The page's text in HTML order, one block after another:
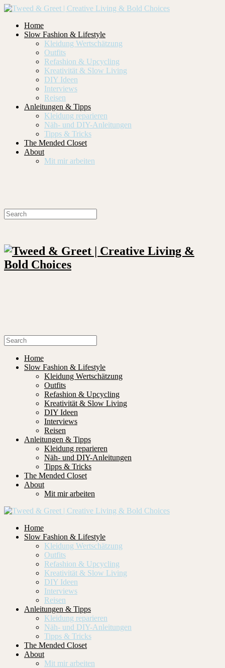
Home
Slow Fashion & Lifestyle
Kleidung Wertschätzung
Outfits
Refashion & Upcycling
Kreativität & Slow Living
DIY Ideen
Interviews
Reisen
Anleitungen & Tipps
Kleidung reparieren
Näh- und DIY-Anleitungen
Tipps & Tricks
The Mended Closet
About
Mit mir arbeiten
Home
Slow Fashion & Lifestyle
Kleidung Wertschätzung
Outfits
Refashion & Upcycling
Kreativität & Slow Living
DIY Ideen
Interviews
Reisen
Anleitungen & Tipps
Kleidung reparieren
Näh- und DIY-Anleitungen
Tipps & Tricks
The Mended Closet
About
Mit mir arbeiten
Home
Slow Fashion & Lifestyle
Kleidung Wertschätzung
Outfits
Refashion & Upcycling
Kreativität & Slow Living
DIY Ideen
Interviews
Reisen
Anleitungen & Tipps
Kleidung reparieren
Näh- und DIY-Anleitungen
Tipps & Tricks
The Mended Closet
About
Mit mir arbeiten